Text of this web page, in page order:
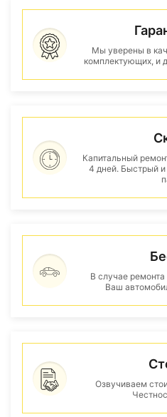
Мы уверены в
комплектующих, и
Капитальный
4 дней. Быстрый и
В случае
Ваш
Озвучиваем